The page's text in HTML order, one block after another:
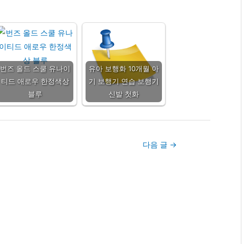
번즈 올드 스쿨 유나이
티드 애로우 한정색상
블루
유아 보행화 10개월 아
기 보행기 연습 보행기
신발 첫화
다음 글 →